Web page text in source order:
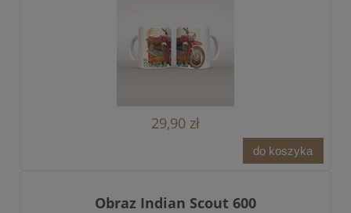
29,90 zł
do koszyka
Obraz Indian Scout 600